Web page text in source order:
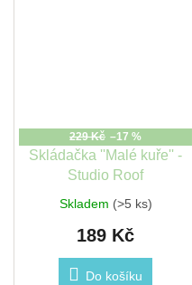
229 Kč –17 %
Skládačka ''Malé kuře'' -
Studio Roof
Skladem (>5 ks)
189 Kč
Do košíku